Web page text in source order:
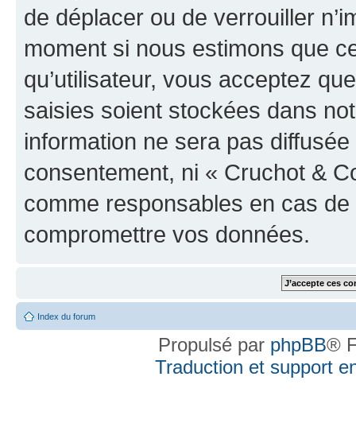
de déplacer ou de verrouiller
moment si nous estimons que
qu’utilisateur, vous acceptez
saisies soient stockées dans
information ne sera pas
consentement, ni « Cruchot &
comme responsables en cas
compromettre vos données.
Index du forum
Propulsé par phpBB®
Traduction et support